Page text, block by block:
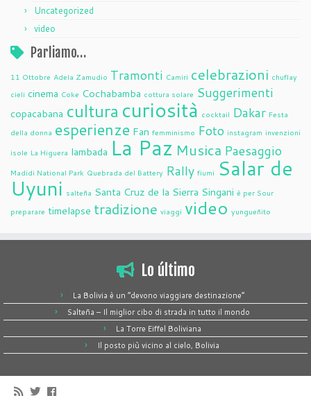
Uncategorized
video
Parliamo…
11 Ottobre Adela Zamudio Tramonti Camiri celebrazioni chuflay
cieli cinema Coke Cochabamba cottura solare Suggerimenti
copacabana cultura curiosità cocktail Dakar Festa
della donna esperienze Fan femminismo Foto instagram invenzioni
isole La Higuera lambada La Paz Musica Paesaggio
Madidi National Park Quebrada del Battery Rally fiumi Salar de
Uyuni salteña Santa Cruz de la Sierra Singani è per Sour
preparare timelapse tradizione viaggi video yungueñito
Lo último
La Bolivia è un “devono viaggiare destinazione”
Salteña – Il miglior cibo di strada in tutto il mondo
La Torre Eiffel Boliviana
Il posto più vicino al cielo, Bolivia